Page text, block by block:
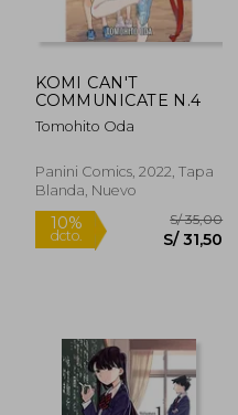
10%
dcto. S/ 31,50
KOMI CAN'T
COMMUNICATE N.4
Tomohito Oda
Panini Comics, 2022, Tapa
Blanda, Nuevo